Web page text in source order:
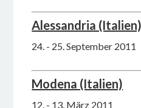
Alessandria (Italien)
24. - 25. September 2011
Modena (Italien)
12. - 13. März 2011